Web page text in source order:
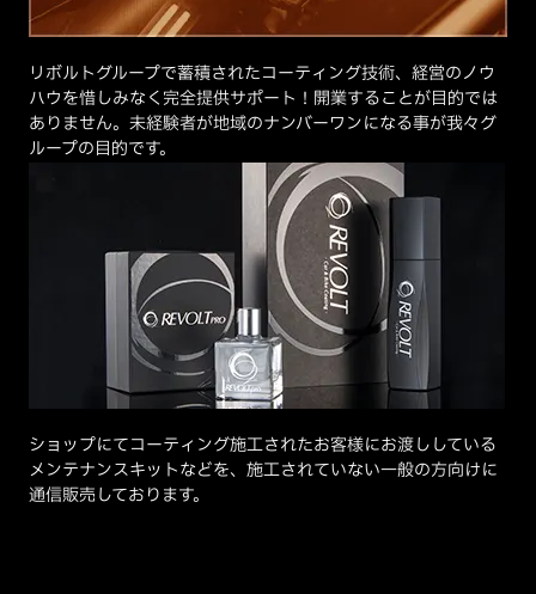
リボルトグループで蓄積されたコーティング技術、経営のノウ
ハウを惜しみなく完全提供サポート！開業することが目的では
ありません。未経験者が地域のナンバーワンになる事が我々グ
ループの目的です。
ショップにてコーティング施工されたお客様にお渡ししている
メンテナンスキットなどを、施工されていない一般の方向けに
通信販売しております。